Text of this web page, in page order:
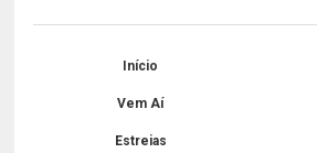
Início
Vem Aí
Estreias